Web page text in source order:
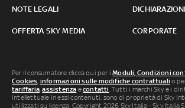
NOTE LEGALI
OFFERTA SKY MEDIA CORPORATE
Per il consumatore clicca qui per iModuli, Condizioni
Cookies, informazioni sulle modifiche contrattuali o
tariffaria,assistenza econtatti. Tutti i marchi Sky e i
intellettuale in essi contenuti, sono di proprietà di Sky
utilizzati su licenza. Copyright 2026 Sky Italia - Sky Italia